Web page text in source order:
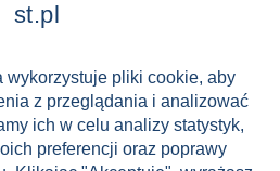
st.pl
wykorzystuje pliki cookie, aby
z przeglądania i analizować
ich w celu analizy statystyk,
preferencji oraz poprawy